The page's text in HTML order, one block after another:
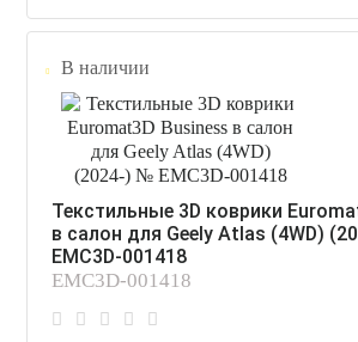
В наличии
Текстильные 3D коврики
в салон для Geely Atlas (4WD)
EMC3D-001418
EMC3D-001418